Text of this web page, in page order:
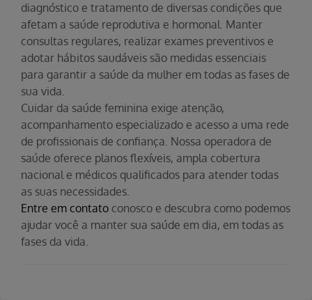
diagnóstico e tratamento de diversas condições que
afetam a saúde reprodutiva e hormonal. Manter
consultas regulares, realizar exames preventivos e
adotar hábitos saudáveis são medidas essenciais
para garantir a saúde da mulher em todas as fases de
sua vida.
Cuidar da saúde feminina exige atenção,
acompanhamento especializado e acesso a uma rede
de profissionais de confiança. Nossa operadora de
saúde oferece planos flexíveis, ampla cobertura
nacional e médicos qualificados para atender todas
as suas necessidades.
Entre em contato conosco e descubra como podemos
ajudar você a manter sua saúde em dia, em todas as
fases da vida.